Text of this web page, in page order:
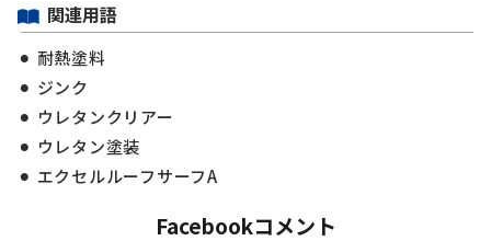
関連用語
耐熱塗料
ジンク
ウレタンクリアー
ウレタン塗装
エクセルルーフサーフA
Facebookコメント